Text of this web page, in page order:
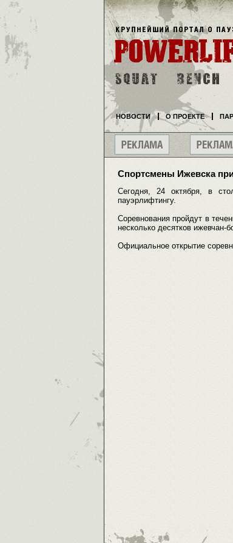
Спортсмены Ижевска
Сегодня, 24 октября, в
пауэрлифтингу.
Соревнования пройдут в
несколько десятков ижевчан-
Официальное открытие
НОВОСТИ О ПРОЕКТЕ